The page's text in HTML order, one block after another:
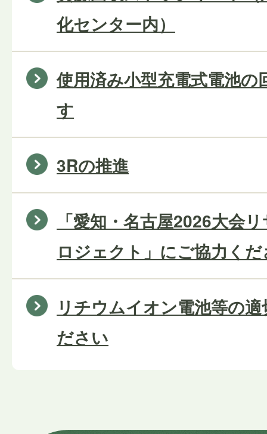
化センター内）
使用済み小型充電式電池
す
3Rの推進
「愛知・名古屋2026大会
ロジェクト」にご協力く
リチウムイオン電池等の
ださい